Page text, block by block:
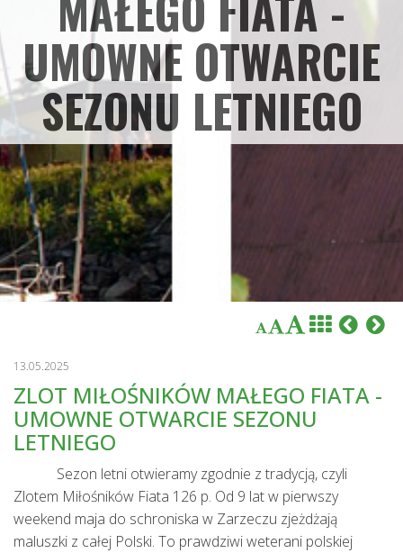
UMOWNE OTWARCIE
SEZONU LETNIEGO
13.05.2025
ZLOT MIŁOŚNIKÓW MAŁEGO FIATA -
UMOWNE OTWARCIE SEZONU
LETNIEGO
Sezon letni otwieramy zgodnie z tradycją, czyli
Zlotem Miłośników Fiata 126 p. Od 9 lat w pierwszy
weekend maja do schroniska w Zarzeczu zjeżdżają
maluszki z całej Polski. To prawdziwi weterani polskiej